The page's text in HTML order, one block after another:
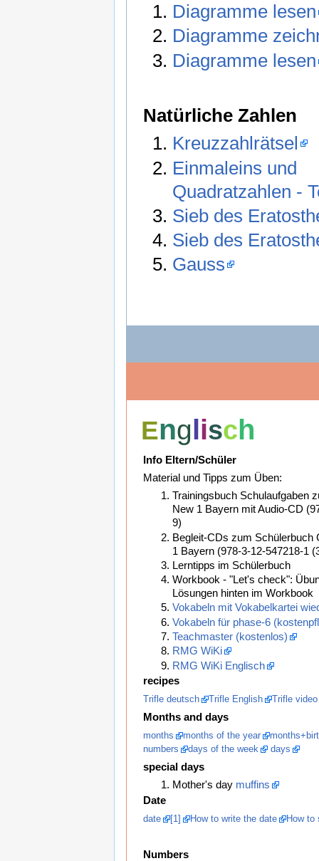
Diagramme lesen
Diagramme
Diagramme lesen
Natürliche Zahlen
Kreuzzahlrätsel
Einmaleins und
Quadratzahlen -
Sieb des
Sieb des
Gauss
Englisch
Info Eltern/Schüler
Material und Tipps zum Üben:
Trainingsbuch Schulaufgaben
New 1 Bayern mit Audio-CD
9)
Begleit-CDs zum Schülerbuch
1 Bayern (978-3-12-547218-1
Lerntipps im Schülerbuch
Workbook - "Let's check":
Lösungen hinten im Workbook
Vokabeln mit Vokabelkartei
Vokabeln für phase-6
Teachmaster (kostenlos)
RMG WiKi
RMG WiKi Englisch
recipes
Trifle deutsch Trifle English Trifle video
Months and days
months months of the year
numbers
days of the week days
special days
Mother's day muffins
Date
date [1] How to write the date How to
Numbers